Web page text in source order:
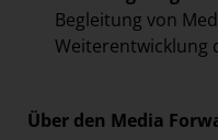
Begleitung von
Weiterentwicklung
Über den Media